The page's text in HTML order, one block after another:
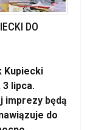
DO
Kupiecki
3 lipca.
imprezy będą
do